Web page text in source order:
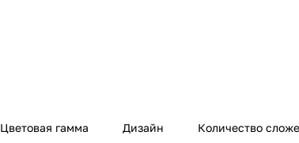
Цветовая гамма Дизайн Количество